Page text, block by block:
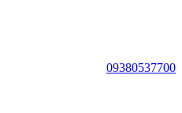
09380537700